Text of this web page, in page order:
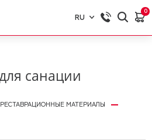
RU
RU
0
санации
РЕСТАВРАЦИОННЫЕ МАТЕРИАЛЫ